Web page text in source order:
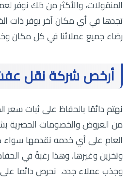
المنقولات، والأكثر من ذلك نوفر
تجدها في أي مكان آخر يوفر ذات
رضاء جميع عملائنا في كل مكان
أرخص شركة نقل
نهتم دائمًا بالحفاظ على ثبات
من العروض والخصومات الحصرية
العام على أي خدمه نقدمها
وتخزين وغيرها، وهذا رغبةً في
وجذب عملاء جدد، نحرص دائما على